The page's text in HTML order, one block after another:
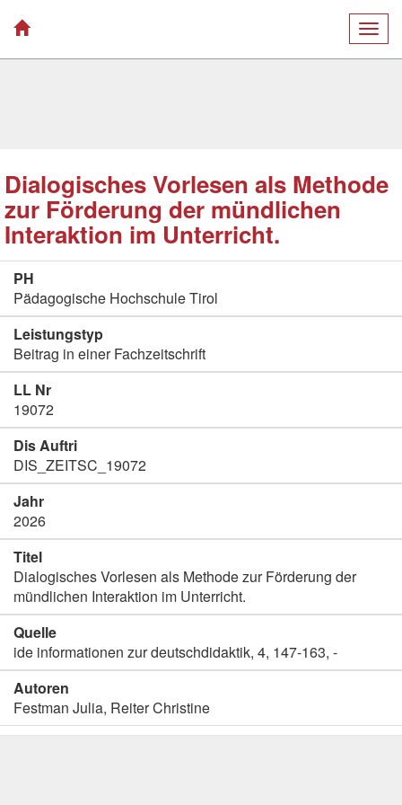
Dialogisches Vorlesen als Methode
zur Förderung der mündlichen
Interaktion im Unterricht.
PH
Pädagogische Hochschule Tirol
Leistungstyp
Beitrag in einer Fachzeitschrift
LL Nr
19072
Dis Auftri
DIS_ZEITSC_19072
Jahr
2026
Titel
Dialogisches Vorlesen als Methode zur Förderung der
mündlichen Interaktion im Unterricht.
Quelle
ide informationen zur deutschdidaktik, 4, 147-163, -
Autoren
Festman Julia, Reiter Christine